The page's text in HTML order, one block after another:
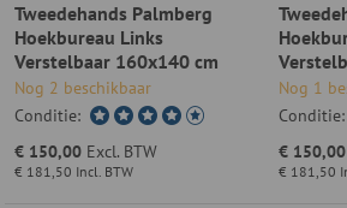
Tweedehands Palmberg
Hoekbureau Links
Verstelbaar 160x140 cm
Beuken
Nog 2 beschikbaar
Conditie:
€ 181,50 Incl. BTW
€ 150,00 Excl. BTW
Beuken
Nog 1
Conditie:
€ 181,50
€ 150,00